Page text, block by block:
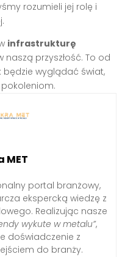
rozumieli jej rolę i
infrastrukturę
naszą przyszłość. To od
będzie wyglądać świat,
MET
portal branżowy,
ekspercką wiedzę z
Realizując nasze
wykute w metalu”,
doświadczenie z
do branży.